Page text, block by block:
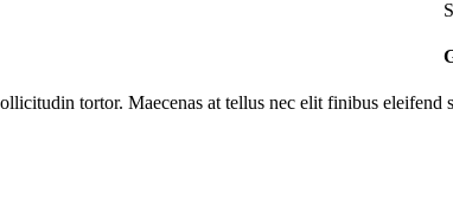
tortor. Maecenas at tellus nec elit finibus